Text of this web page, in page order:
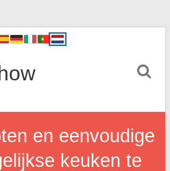
en eenvoudige
keuken te